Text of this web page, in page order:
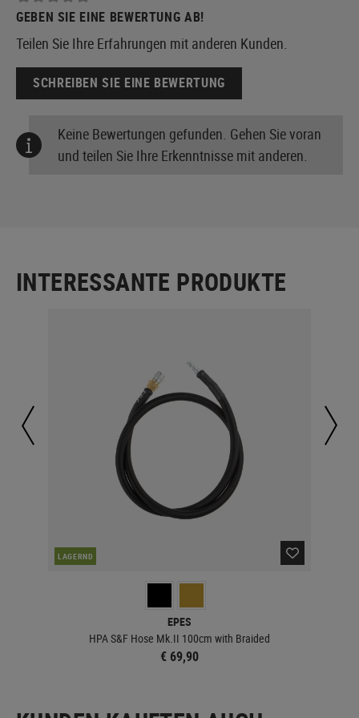
GEBEN SIE EINE BEWERTUNG AB!
Teilen Sie Ihre Erfahrungen mit anderen Kunden.
SCHREIBEN SIE EINE BEWERTUNG
Keine Bewertungen gefunden. Gehen Sie voran
und teilen Sie Ihre Erkenntnisse mit anderen.
INTERESSANTE PRODUKTE
LAGERND
EPES
HPA S&F Hose Mk.II 100cm with Braided
€ 69,90